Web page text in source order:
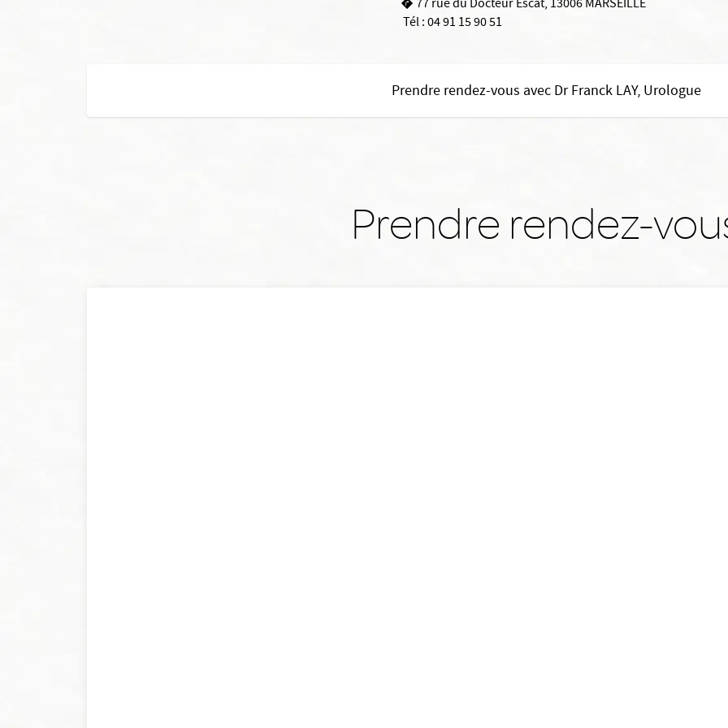
77 rue du Docteur Escat, 13006 MARSEILLE
Tél :04 91 15 90 51
Prendre rendez-vous avec Dr Franck LAY, Urologue
Prendre rendez-